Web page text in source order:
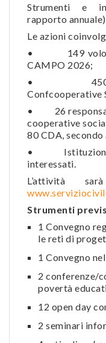
Strumenti e
rapporto
Le azioni
• 149
CAMPO 2026;
• 450
Confcooperative
• 26
cooperative
80 CDA,
• Istituzioni,
interessati.
L’attività
Strumenti
1 Convegno
le reti di
1 Convegno
2 conferenze/
povertà
12 open day
2 seminari